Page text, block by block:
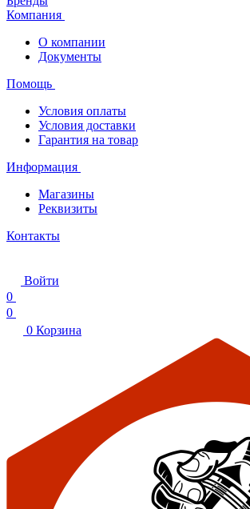
Компания
О компании
Документы
Помощь
Условия оплаты
Условия доставки
Гарантия на товар
Информация
Магазины
Реквизиты
Контакты
Войти
0
0
0 Корзина